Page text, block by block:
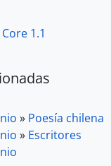
1.1
» Poesía chilena
» Escritores